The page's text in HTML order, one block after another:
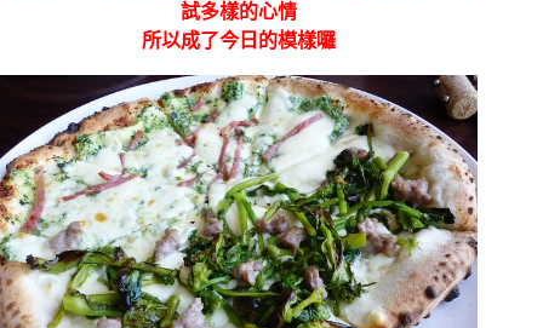
試多樣的心情
所以成了今日的模樣囉